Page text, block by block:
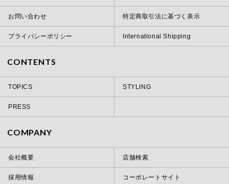
お問い合わせ 特定商取引法に基づく表示
プライバシーポリシー International Shipping
CONTENTS
TOPICS STYLING
PRESS
COMPANY
会社概要 店舗検索
採用情報 コーポレートサイト